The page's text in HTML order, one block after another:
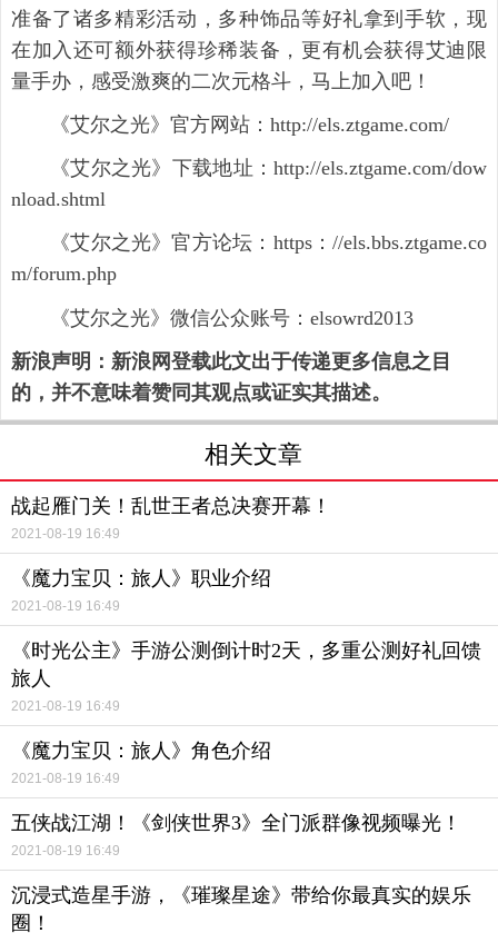
准备了诸多精彩活动，多种饰品等好礼拿到手软，现
在加入还可额外获得珍稀装备，更有机会获得艾迪限
量手办，感受激爽的二次元格斗，马上加入吧！
《艾尔之光》官方网站：http://els.ztgame.com/
《艾尔之光》下载地址：http://els.ztgame.com/dow
nload.shtml
《艾尔之光》官方论坛：https：//els.bbs.ztgame.co
m/forum.php
《艾尔之光》微信公众账号：elsowrd2013
新浪声明：新浪网登载此文出于传递更多信息之目
的，并不意味着赞同其观点或证实其描述。
相关文章
战起雁门关！乱世王者总决赛开幕！
2021-08-19 16:49
《魔力宝贝：旅人》职业介绍
2021-08-19 16:49
《时光公主》手游公测倒计时2天，多重公测好礼回馈
旅人
2021-08-19 16:49
《魔力宝贝：旅人》角色介绍
2021-08-19 16:49
五侠战江湖！《剑侠世界3》全门派群像视频曝光！
2021-08-19 16:49
沉浸式造星手游，《璀璨星途》带给你最真实的娱乐
圈！